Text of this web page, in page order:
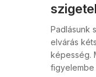
Padlásunk
elvárás
képesség.
figyelembe